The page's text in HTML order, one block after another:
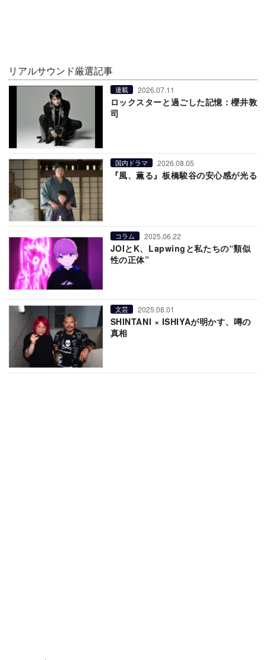
リアルサウンド厳選記事
連載 2026.07.11
ロックスターと過ごした記憶：櫻井敦
司
国内ドラマ 2026.08.05
『風、薫る』板橋駿谷の安心感が光る
コラム 2025.06.22
JOIとK、Lapwingと私たちの“類似
性の正体”
文芸 2025.08.01
SHINTANI × ISHIYAが明かす、噂の
真相